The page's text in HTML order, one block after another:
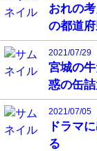
おれの
の都道
2021/07/29
宮城の
惑の缶
2021/07/05
ドラマ
る